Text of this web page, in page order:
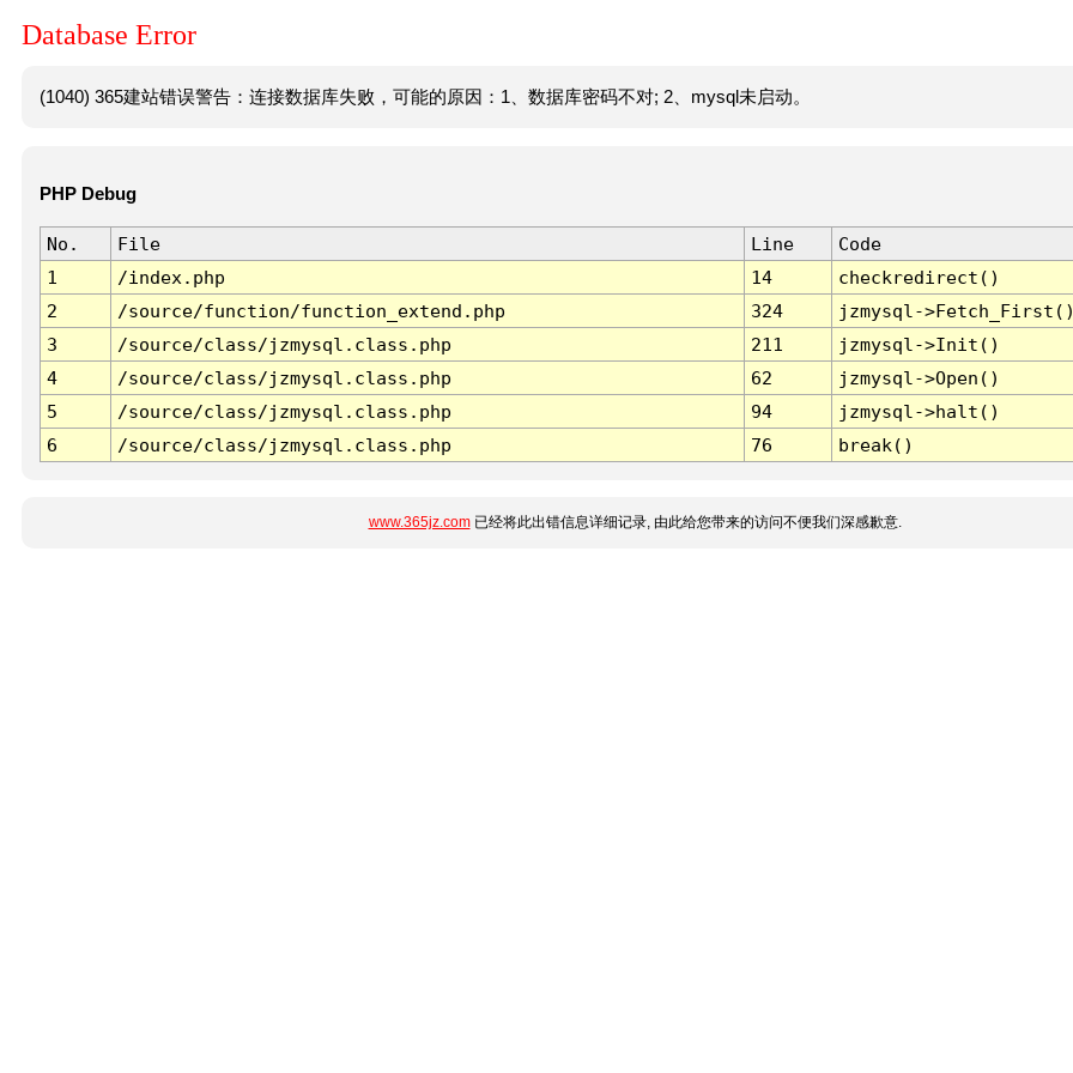
Database Error
(1040) 365建站错误警告：连接数据库失败，可能的原因：1、数据库密码不对; 2、mysql未启动。
PHP Debug
No. File Line
Code
1
/index.php 14
checkredirect()
2
/source/function/function_extend.php 324
jzmysql-
3
/source/class/jzmysql.class.php 211
jzmysql->Init()
4
/source/class/jzmysql.class.php 62
jzmysql->Open()
5
/source/class/jzmysql.class.php 94
jzmysql->halt()
6
/source/class/jzmysql.class.php 76 break()
www.365jz.com已经将此出错信息详细记录, 由此给您带来的访问不便我们深感歉意.